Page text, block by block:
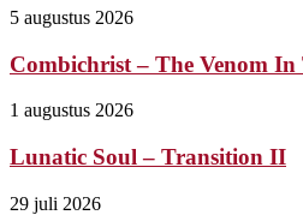
5 augustus 2026
Combichrist – The Venom
1 augustus 2026
Lunatic Soul – Transition II
29 juli 2026